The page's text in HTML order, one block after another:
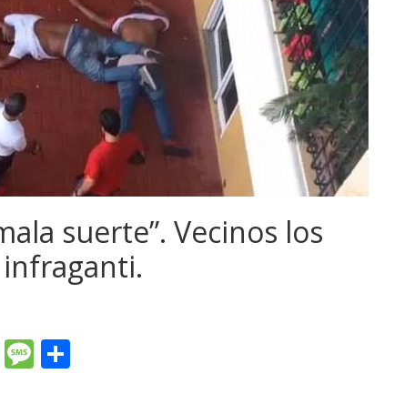
suerte”. Vecinos los
T M